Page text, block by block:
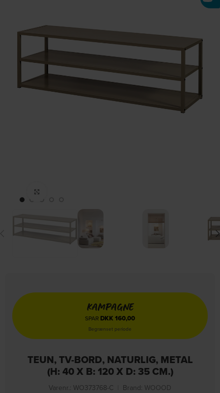
KAMPAGNE
SPAR DKK 160,00
Begrænset periode
TEUN, TV-BORD, NATURLIG, METAL
(H: 40 X B: 120 X D: 35 CM.)
Varenr.: WO373768-C Brand: WOOOD